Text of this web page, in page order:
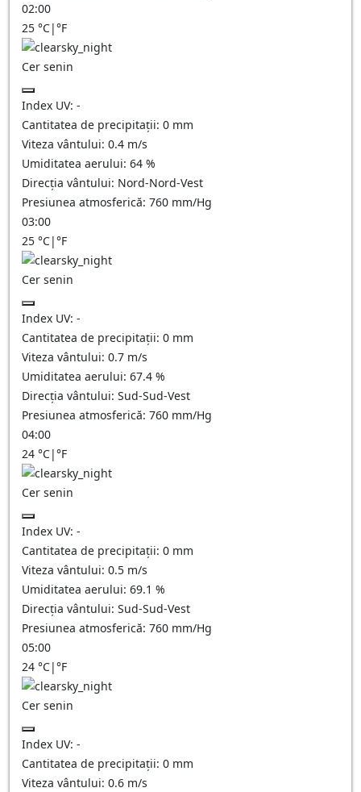
02:00
25 °C|°F
Cer senin
Index UV: -
Cantitatea de precipitații: 0 mm
Viteza vântului: 0.4 m/s
Umiditatea aerului: 64 %
Direcția vântului: Nord-Nord-Vest
Presiunea atmosferică: 760 mm/Hg
03:00
25 °C|°F
Cer senin
Index UV: -
Cantitatea de precipitații: 0 mm
Viteza vântului: 0.7 m/s
Umiditatea aerului: 67.4 %
Direcția vântului: Sud-Sud-Vest
Presiunea atmosferică: 760 mm/Hg
04:00
24 °C|°F
Cer senin
Index UV: -
Cantitatea de precipitații: 0 mm
Viteza vântului: 0.5 m/s
Umiditatea aerului: 69.1 %
Direcția vântului: Sud-Sud-Vest
Presiunea atmosferică: 760 mm/Hg
05:00
24 °C|°F
Cer senin
Index UV: -
Cantitatea de precipitații: 0 mm
Viteza vântului: 0.6 m/s